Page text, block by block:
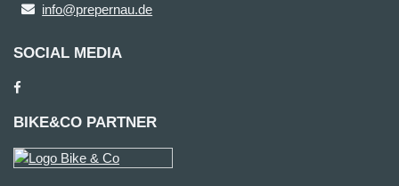
info@prepernau.de
SOCIAL MEDIA
BIKE&CO PARTNER